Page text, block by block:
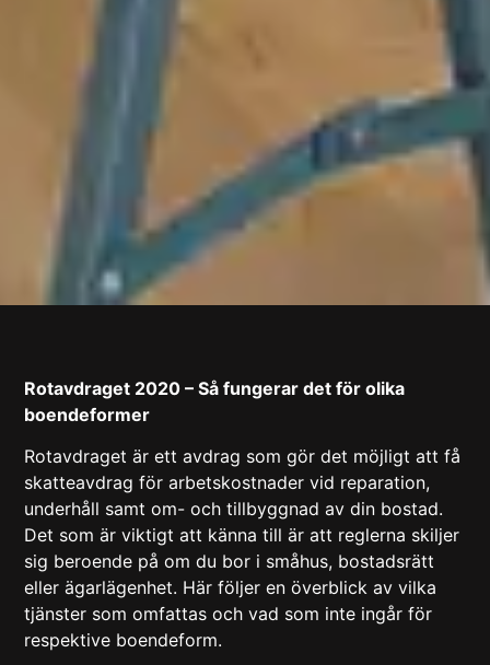
Rotavdraget 2020 – Så fungerar det för olika
boendeformer
Rotavdraget är ett avdrag som gör det möjligt att få
skatteavdrag för arbetskostnader vid reparation,
underhåll samt om- och tillbyggnad av din bostad.
Det som är viktigt att känna till är att reglerna skiljer
sig beroende på om du bor i småhus, bostadsrätt
eller ägarlägenhet. Här följer en överblick av vilka
tjänster som omfattas och vad som inte ingår för
respektive boendeform.